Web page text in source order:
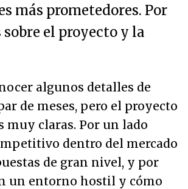
más prometedores. Por
el proyecto y la
algunos detalles de
de meses, pero el proyecto
muy claras. Por un lado
dentro del mercado
de gran nivel, y por
un entorno hostil y cómo